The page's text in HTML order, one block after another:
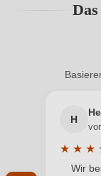
Jahrgang
Ihre E-Mail-
Ihr Passwort
H
★ ★ ★
Wir